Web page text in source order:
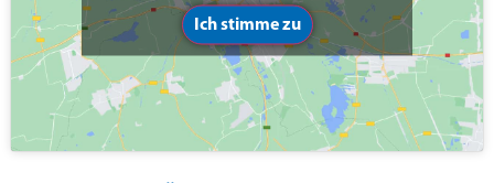
Ich stimme zu